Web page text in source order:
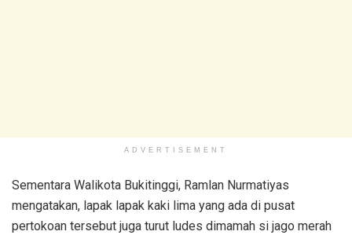
ADVERTISEMENT
Sementara Walikota Bukitinggi, Ramlan Nurmatiyas
mengatakan, lapak lapak kaki lima yang ada di pusat
pertokoan tersebut juga turut ludes dimamah si jago merah